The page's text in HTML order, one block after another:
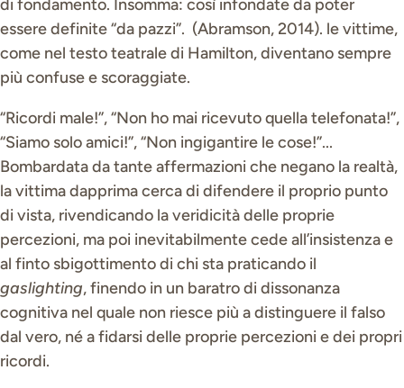
di fondamento. Insomma: così infondate da poter
essere definite “da pazzi”. (Abramson, 2014). le vittime,
come nel testo teatrale di Hamilton, diventano sempre
più confuse e scoraggiate.
“Ricordi male!”, “Non ho mai ricevuto quella telefonata!”,
“Siamo solo amici!”, “Non ingigantire le cose!”...
Bombardata da tante affermazioni che negano la realtà,
la vittima dapprima cerca di difendere il proprio punto
di vista, rivendicando la veridicità delle proprie
percezioni, ma poi inevitabilmente cede all’insistenza e
al finto sbigottimento di chi sta praticando il
gaslighting, finendo in un baratro di dissonanza
cognitiva nel quale non riesce più a distinguere il falso
dal vero, né a fidarsi delle proprie percezioni e dei propri
ricordi.